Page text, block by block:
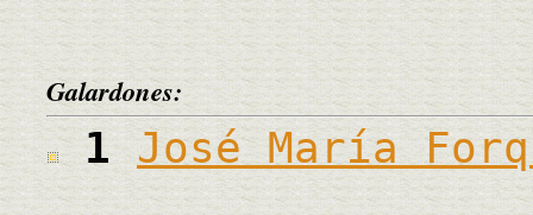
Galardones:
1José María